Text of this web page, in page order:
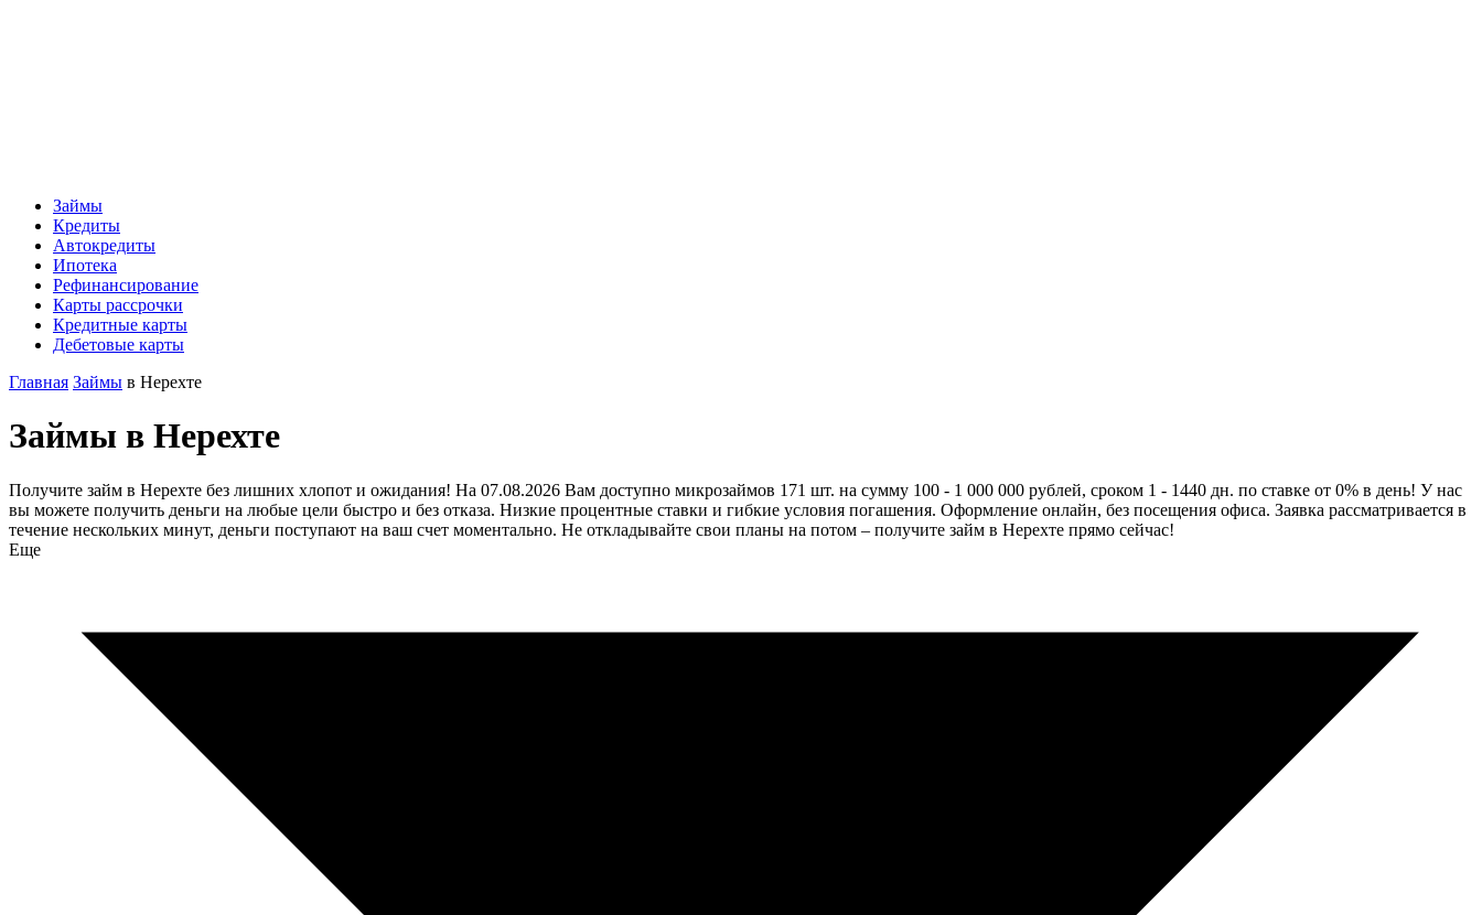
Займы
Кредиты
Автокредиты
Ипотека
Рефинансирование
Карты рассрочки
Кредитные карты
Дебетовые карты
Главная Займы в Нерехте
Займы в Нерехте
Получите займ в Нерехте без лишних хлопот и ожидания! На 07.08.2026 Вам доступно микрозаймов 171 шт. на сумму 100 - 1 000 000 рублей, сроком 1 - 1440 дн. по ставке от 0% в день! У нас
вы можете получить деньги на любые цели быстро и без отказа. Низкие процентные ставки и гибкие условия погашения. Оформление онлайн, без посещения офиса. Заявка рассматривается в
течение нескольких минут, деньги поступают на ваш счет моментально. Не откладывайте свои планы на потом – получите займ в Нерехте прямо сейчас!
Еще